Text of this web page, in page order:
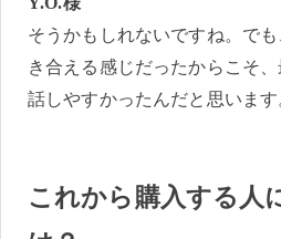
そうかもしれないですね。で
き合える感じだったからこそ
話しやすかったんだと思います
これから購入する人